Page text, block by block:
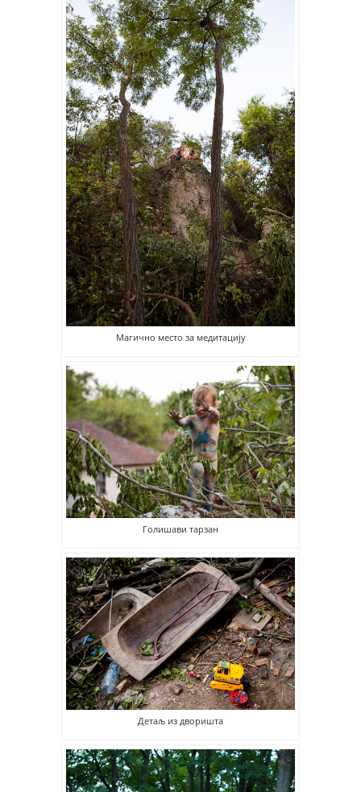
Магично место за медитацију
Голишави тарзан
Детаљ из дворишта